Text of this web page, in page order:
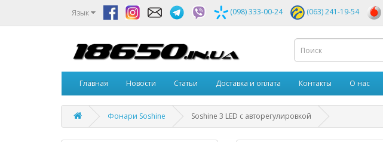
Язык (098) 333-00-24 (063) 241-19-54
Главная Новости Статьи Доставка и оплата Контакты О нас
Фонари Soshine Soshine 3 LED с авторегулировкой